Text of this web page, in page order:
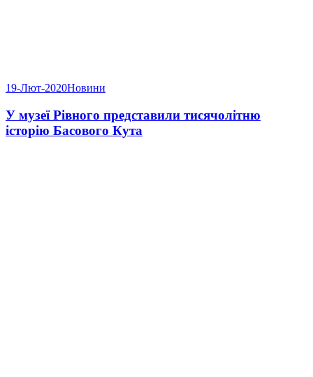
19-Лют-2020Новини
У музеї Рівного представили тисячолітню
історію Басового Кута